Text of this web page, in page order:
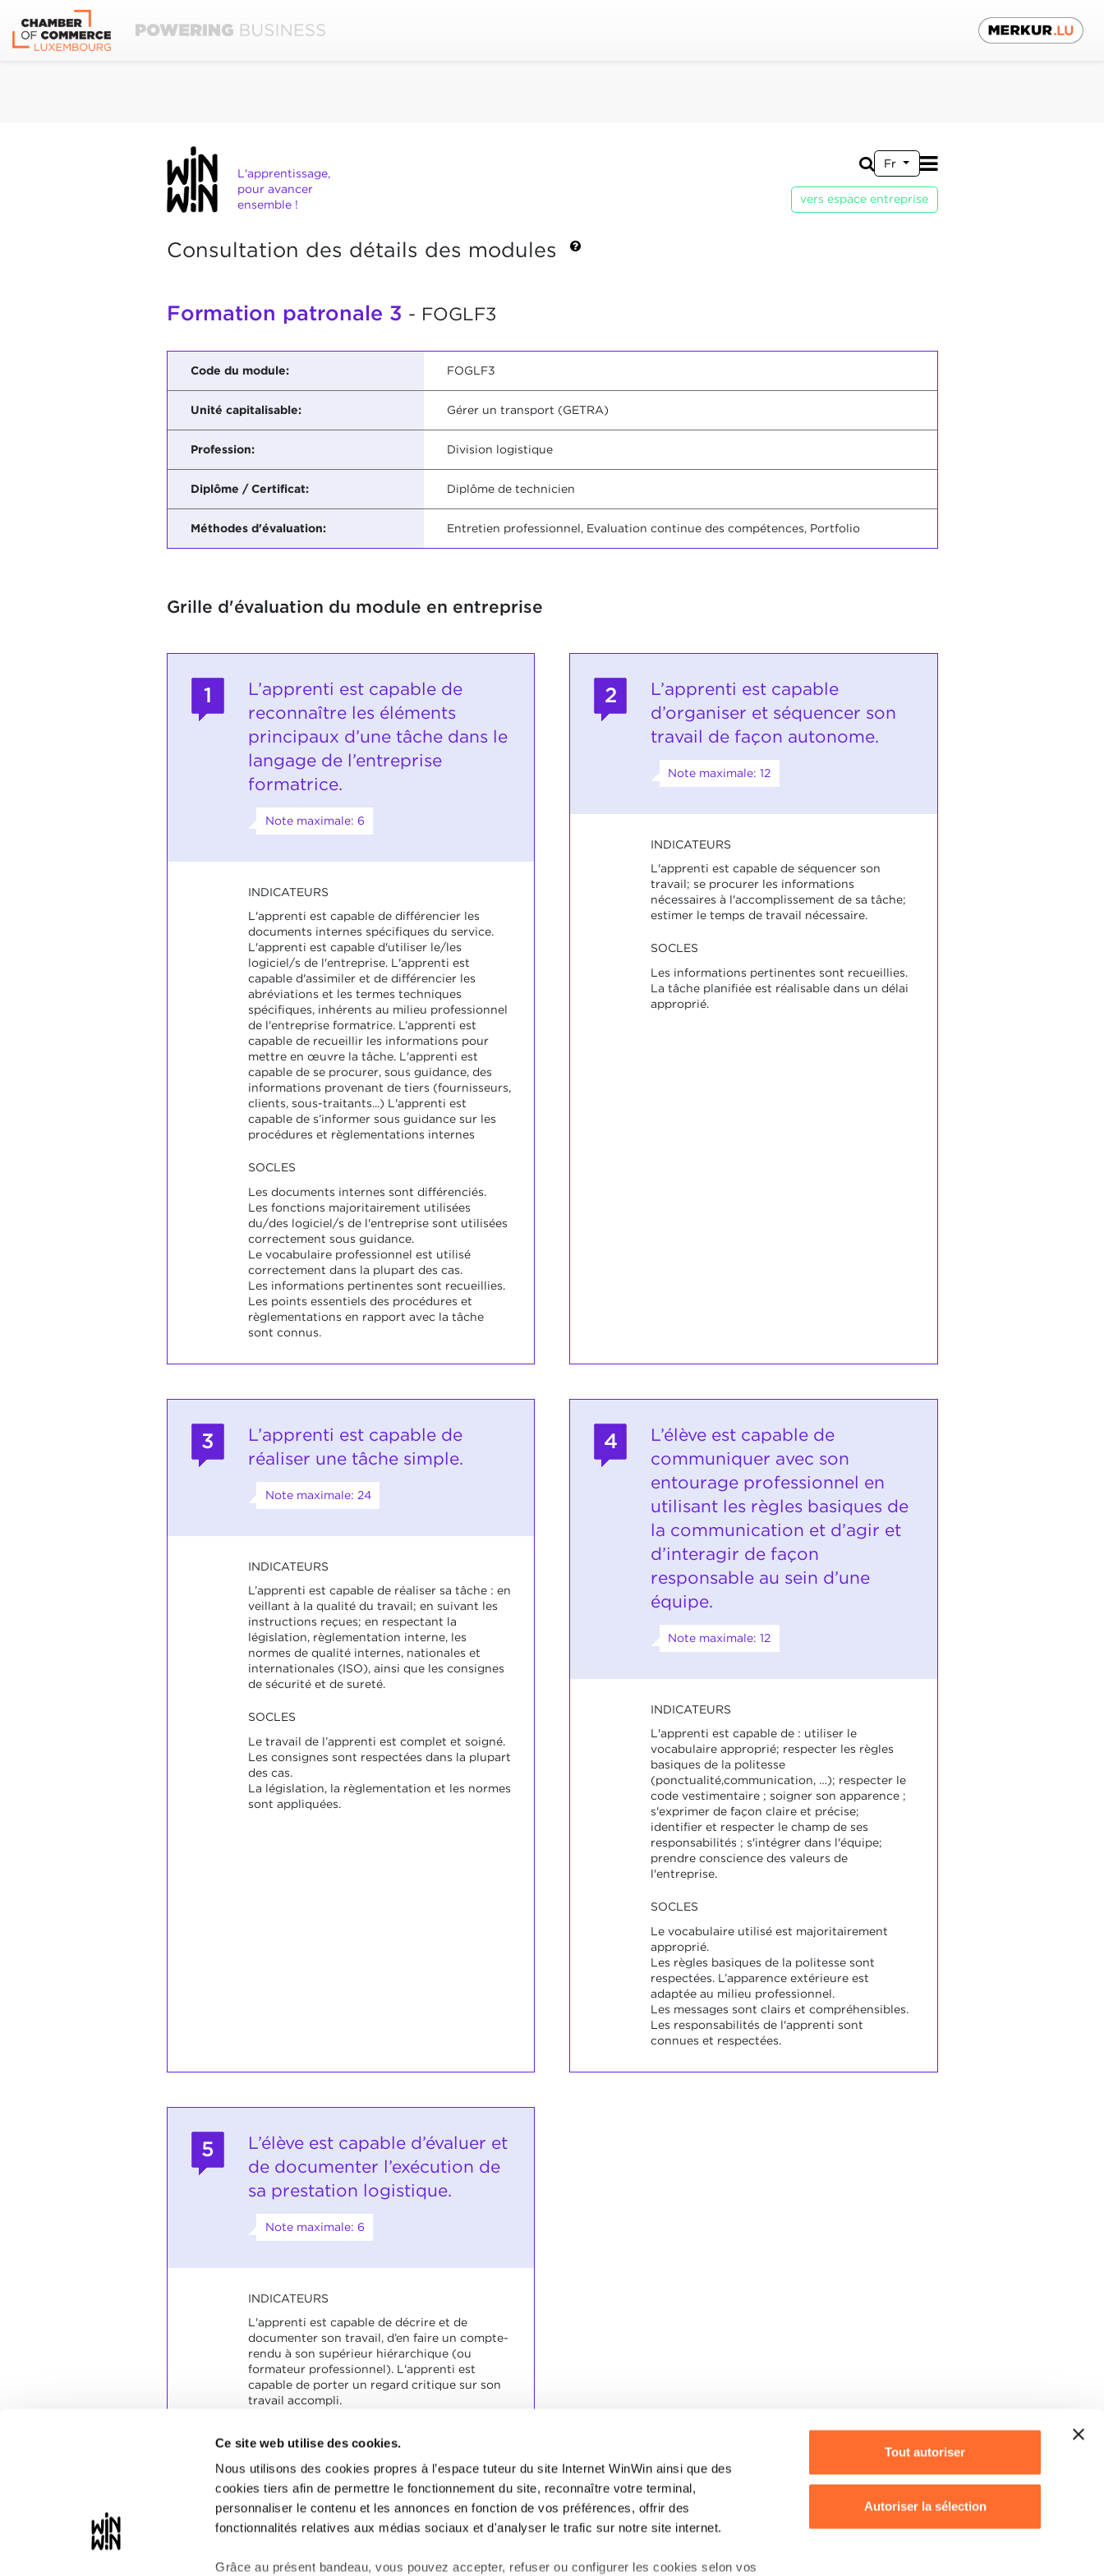
Ce site web utilise des cookies.
Nous utilisons des cookies propres à l’espace tuteur du site Internet WinWin ainsi que des
cookies tiers afin de permettre le fonctionnement du site, reconnaître votre terminal,
personnaliser le contenu et les annonces en fonction de vos préférences, offrir des
fonctionnalités relatives aux médias sociaux et d'analyser le trafic sur notre site internet.
Grâce au présent bandeau, vous pouvez accepter, refuser ou configurer les cookies selon vos
Tout autoriser
Autoriser la sélection
L'apprentissage,
pour avancer
ensemble !
Fr
vers espace entreprise
Consultation des détails des modules
Formation patronale 3 - FOGLF3
Code du module: FOGLF3
Unité capitalisable: Gérer un transport (GETRA)
Profession: Division logistique
Diplôme / Certificat: Diplôme de technicien
Méthodes d'évaluation: Entretien professionnel, Evaluation continue des compétences, Portfolio
Grille d'évaluation du module en entreprise
1
L’apprenti est capable de
reconnaître les éléments
principaux d’une tâche dans le
langage de l’entreprise
formatrice.
Note maximale: 6
INDICATEURS
L'apprenti est capable de différencier les
documents internes spécifiques du service.
L'apprenti est capable d'utiliser le/les
logiciel/s de l'entreprise. L'apprenti est
capable d'assimiler et de différencier les
abréviations et les termes techniques
spécifiques, inhérents au milieu professionnel
de l'entreprise formatrice. L’apprenti est
capable de recueillir les informations pour
mettre en œuvre la tâche. L'apprenti est
capable de se procurer, sous guidance, des
informations provenant de tiers (fournisseurs,
clients, sous-traitants...) L'apprenti est
capable de s’informer sous guidance sur les
procédures et règlementations internes
SOCLES
Les documents internes sont différenciés.
Les fonctions majoritairement utilisées
du/des logiciel/s de l'entreprise sont utilisées
correctement sous guidance.
Le vocabulaire professionnel est utilisé
correctement dans la plupart des cas.
Les informations pertinentes sont recueillies.
Les points essentiels des procédures et
règlementations en rapport avec la tâche
sont connus.
2
L’apprenti est capable
d’organiser et séquencer son
travail de façon autonome.
Note maximale: 12
INDICATEURS
L'apprenti est capable de séquencer son
travail; se procurer les informations
nécessaires à l'accomplissement de sa tâche;
estimer le temps de travail nécessaire.
SOCLES
Les informations pertinentes sont recueillies.
La tâche planifiée est réalisable dans un délai
approprié.
3
L’apprenti est capable de
réaliser une tâche simple.
Note maximale: 24
INDICATEURS
L’apprenti est capable de réaliser sa tâche : en
veillant à la qualité du travail; en suivant les
instructions reçues; en respectant la
législation, règlementation interne, les
normes de qualité internes, nationales et
internationales (ISO), ainsi que les consignes
de sécurité et de sureté.
SOCLES
Le travail de l’apprenti est complet et soigné.
Les consignes sont respectées dans la plupart
des cas.
La législation, la règlementation et les normes
sont appliquées.
4
L’élève est capable de
communiquer avec son
entourage professionnel en
utilisant les règles basiques de
la communication et d’agir et
d’interagir de façon
responsable au sein d’une
équipe.
Note maximale: 12
INDICATEURS
L'apprenti est capable de : utiliser le
vocabulaire approprié; respecter les règles
basiques de la politesse
(ponctualité,communication, …); respecter le
code vestimentaire ; soigner son apparence ;
s'exprimer de façon claire et précise;
identifier et respecter le champ de ses
responsabilités ; s'intégrer dans l'équipe;
prendre conscience des valeurs de
l'entreprise.
SOCLES
Le vocabulaire utilisé est majoritairement
approprié.
Les règles basiques de la politesse sont
respectées. L’apparence extérieure est
adaptée au milieu professionnel.
Les messages sont clairs et compréhensibles.
Les responsabilités de l'apprenti sont
connues et respectées.
5
L’élève est capable d’évaluer et
de documenter l’exécution de
sa prestation logistique.
Note maximale: 6
INDICATEURS
L'apprenti est capable de décrire et de
documenter son travail, d’en faire un compte-
rendu à son supérieur hiérarchique (ou
formateur professionnel). L'apprenti est
capable de porter un regard critique sur son
travail accompli.
Le rapport est objectif, compréhensible et
contient les informations essentielles.
Lors d’un entretien professionnel, les erreurs
frappantes sont constatées.